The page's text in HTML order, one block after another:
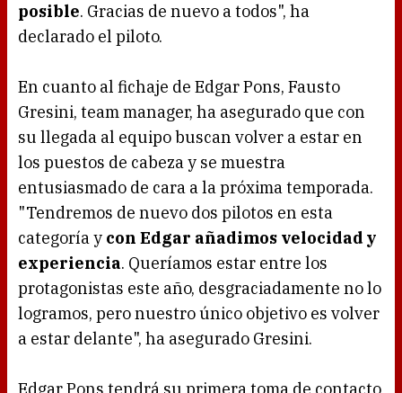
posible. Gracias de nuevo a todos", ha
declarado el piloto.
En cuanto al fichaje de Edgar Pons, Fausto
Gresini, team manager, ha asegurado que con
su llegada al equipo buscan volver a estar en
los puestos de cabeza y se muestra
entusiasmado de cara a la próxima temporada.
"Tendremos de nuevo dos pilotos en esta
categoría y con Edgar añadimos velocidad y
experiencia. Queríamos estar entre los
protagonistas este año, desgraciadamente no lo
logramos, pero nuestro único objetivo es volver
a estar delante", ha asegurado Gresini.